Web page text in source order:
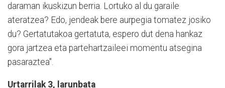
daraman ikuskizun berria. Lortuko al du garaile
ateratzea? Edo, jendeak bere aurpegia tomatez josiko
du? Gertatutakoa gertatuta, espero dut dena hankaz
gora jartzea eta partehartzaileei momentu atsegina
pasaraztea".
Urtarrilak 3, larunbata